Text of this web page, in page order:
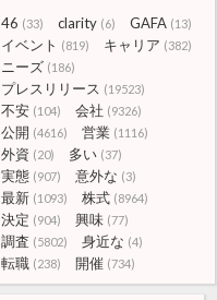
46 (33) clarity (6) GAFA (13)
イベント (819) キャリア (382)
ニーズ (186)
プレスリリース (19523)
不安 (104) 会社 (9326)
公開 (4616) 営業 (1116)
外資 (20) 多い (37)
実態 (907) 意外な (3)
最新 (1093) 株式 (8964)
決定 (904) 興味 (77)
調査 (5802) 身近な (4)
転職 (238) 開催 (734)